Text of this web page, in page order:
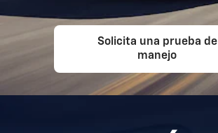
Solicita una prueba de
manejo